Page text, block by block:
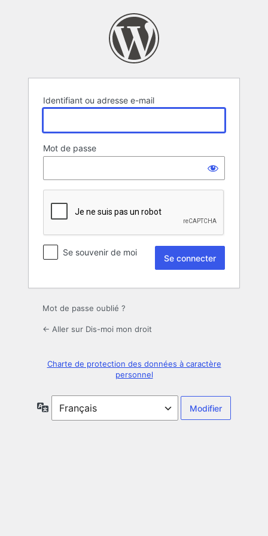
Identifiant ou adresse e-mail
Mot de passe
Se souvenir de moi
Mot de passe oublié ?
← Aller sur Dis-moi mon droit
Charte de protection des données à caractère
personnel
Langue